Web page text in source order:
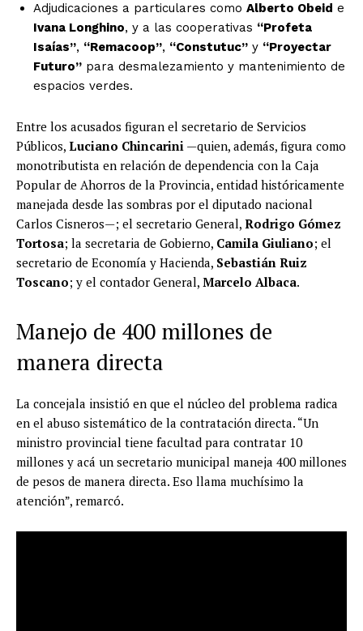
Adjudicaciones a particulares como Alberto Obeid e
Ivana Longhino, y a las cooperativas “Profeta
Isaías”, “Remacoop”, “Constutuc” y “Proyectar
Futuro” para desmalezamiento y mantenimiento de
espacios verdes.
Entre los acusados figuran el secretario de Servicios
Públicos, Luciano Chincarini —quien, además, figura como
monotributista en relación de dependencia con la Caja
Popular de Ahorros de la Provincia, entidad históricamente
manejada desde las sombras por el diputado nacional
Carlos Cisneros—; el secretario General, Rodrigo Gómez
Tortosa; la secretaria de Gobierno, Camila Giuliano; el
secretario de Economía y Hacienda, Sebastián Ruiz
Toscano; y el contador General, Marcelo Albaca.
Manejo de 400 millones de
manera directa
La concejala insistió en que el núcleo del problema radica
en el abuso sistemático de la contratación directa. “Un
ministro provincial tiene facultad para contratar 10
millones y acá un secretario municipal maneja 400 millones
de pesos de manera directa. Eso llama muchísimo la
atención”, remarcó.